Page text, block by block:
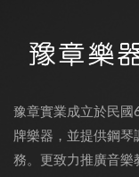
豫章實業成立於民國
牌樂器，並提供鋼琴
務。更致力推廣音樂